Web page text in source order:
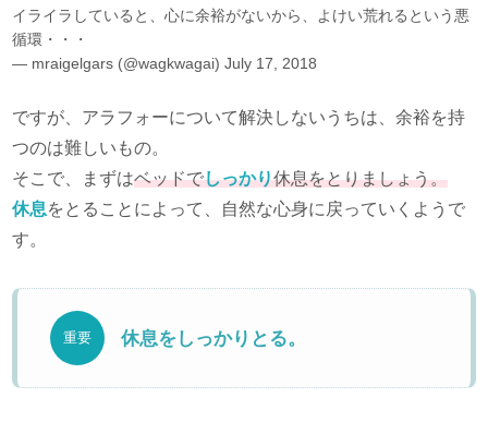
イライラしていると、心に余裕がないから、よけい荒れるという悪
循環・・・
— mraigelgars (@wagkwagai) July 17, 2018
ですが、アラフォーについて解決しないうちは、余裕を持
つのは難しいもの。
そこで、まずはベッドでしっかり休息をとりましょう。
休息をとることによって、自然な心身に戻っていくようで
す。
重要 休息をしっかりとる。